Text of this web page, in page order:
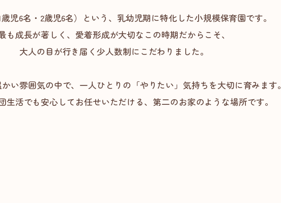
歳児6名・2歳児6名）という、乳幼児期に特化した小規模保育園です。
も成長が著しく、愛着形成が大切なこの時期だからこそ、
大人の目が行き届く少人数制にこだわりました。
い雰囲気の中で、一人ひとりの「やりたい」気持ちを大切に育みます。
生活でも安心してお任せいただける、第二のお家のような場所です。